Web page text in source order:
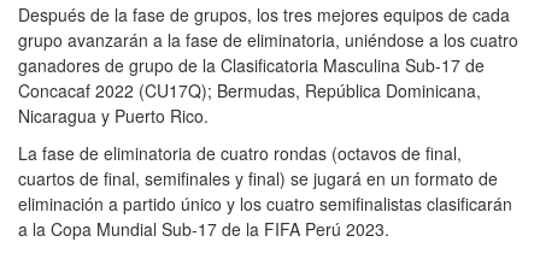
Después de la fase de grupos, los tres mejores equipos de cada
grupo avanzarán a la fase de eliminatoria, uniéndose a los cuatro
ganadores de grupo de la Clasificatoria Masculina Sub-17 de
Concacaf 2022 (CU17Q); Bermudas, República Dominicana,
Nicaragua y Puerto Rico.
La fase de eliminatoria de cuatro rondas (octavos de final,
cuartos de final, semifinales y final) se jugará en un formato de
eliminación a partido único y los cuatro semifinalistas clasificarán
a la Copa Mundial Sub-17 de la FIFA Perú 2023.